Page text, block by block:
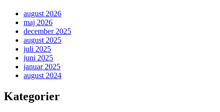
august 2026
maj 2026
december 2025
august 2025
juli 2025
juni 2025
januar 2025
august 2024
Kategorier